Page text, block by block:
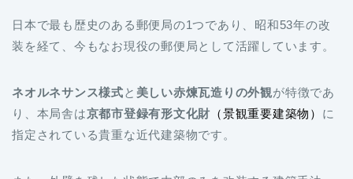
日本で最も歴史のある郵便局の1つであり、昭和53年の改
装を経て、今もなお現役の郵便局として活躍しています。
ネオルネサンス様式と 美しい赤煉瓦造りの外観が特徴であ
り、本局舎は京都市登録有形文化財 （景観重要建築物） に
指定されている貴重な近代建築物です。